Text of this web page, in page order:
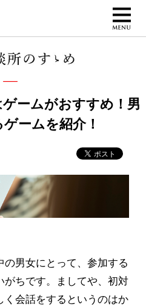
ームがおすすめ！男
ームを紹介！
男女にとって、参加する
がちです。ましてや、初対
く会話をするというのはか